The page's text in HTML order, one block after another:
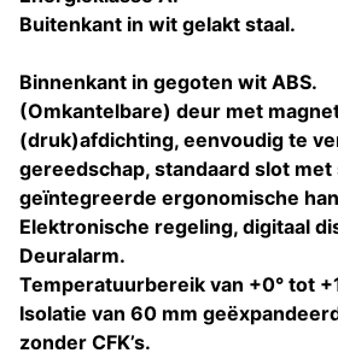
Buitenkant in wit gelakt staal.
Binnenkant in gegoten wit ABS.
(Omkantelbare) deur met
(druk)afdichting, eenvoudig te
gereedschap, standaard slot met
geïntegreerde ergonomische
Elektronische regeling, digitaal
Deuralarm.
Temperatuurbereik van +0° tot
Isolatie van 60 mm
zonder CFK’s.